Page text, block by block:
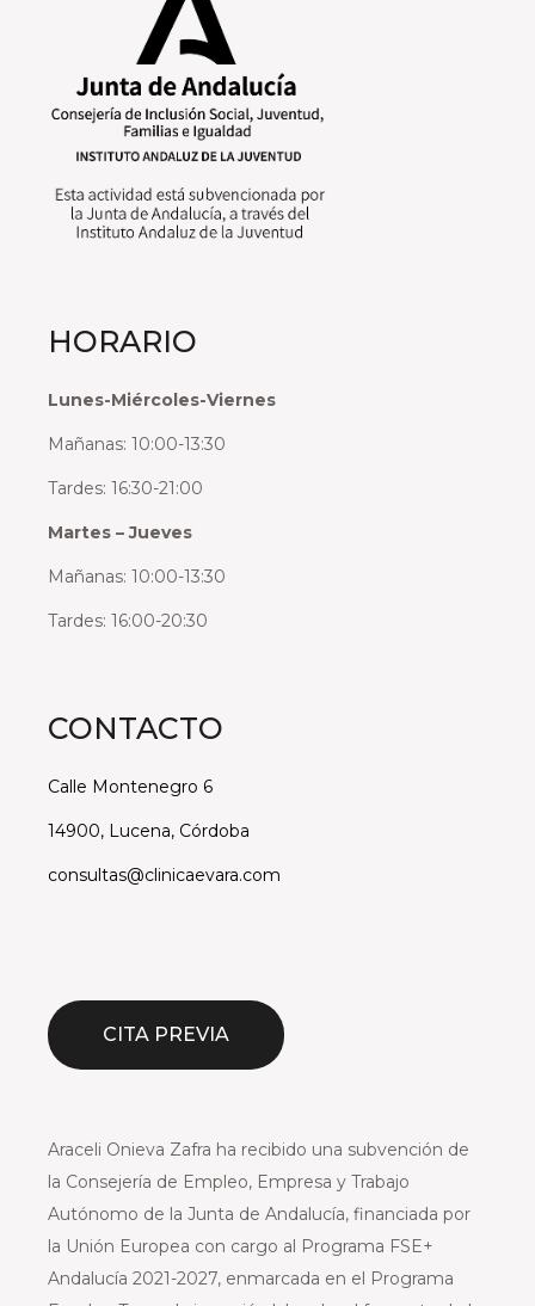
HORARIO
Lunes-Miércoles-Viernes
Mañanas: 10:00-13:30
Tardes: 16:30-21:00
Martes – Jueves
Mañanas: 10:00-13:30
Tardes: 16:00-20:30
CONTACTO
Calle Montenegro 6
14900, Lucena, Córdoba
consultas@clinicaevara.com
CITA PREVIA
Araceli Onieva Zafra ha recibido una subvención de
la Consejería de Empleo, Empresa y Trabajo
Autónomo de la Junta de Andalucía, financiada por
la Unión Europea con cargo al Programa FSE+
Andalucía 2021-2027, enmarcada en el Programa